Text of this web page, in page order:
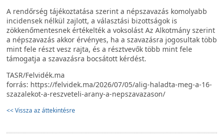
A rendőrség tájékoztatása szerint a népszavazás komolyabb
incidensek nélkül zajlott, a választási bizottságok is
zökkenőmentesnek értékelték a voksolást Az Alkotmány szerint
a népszavazás akkor érvényes, ha a szavazásra jogosultak több
mint fele részt vesz rajta, és a résztvevők több mint fele
támogatja a szavazásra bocsátott kérdést.
TASR/Felvidék.ma
forrás: https://felvidek.ma/2026/07/05/alig-haladta-meg-a-16-
szazalekot-a-reszveteli-arany-a-nepszavazason/
<< Vissza az áttekintésre